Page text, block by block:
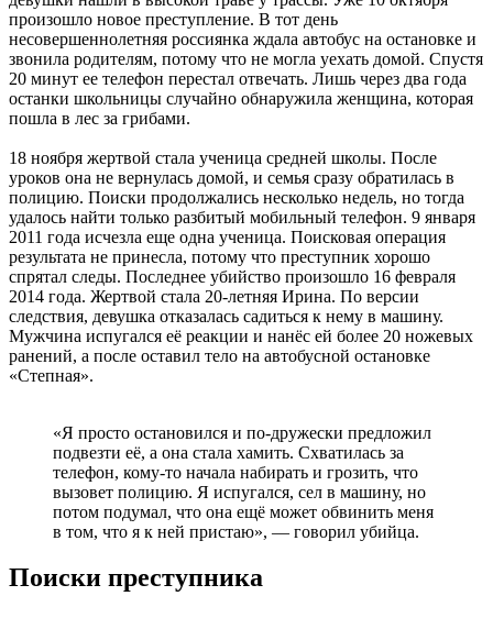
произошло новое преступление. В тот день
несовершеннолетняя россиянка ждала автобус на остановке и
звонила родителям, потому что не могла уехать домой. Спустя
20 минут ее телефон перестал отвечать. Лишь через два года
останки школьницы случайно обнаружила женщина, которая
пошла в лес за грибами.
18 ноября жертвой стала ученица средней школы. После
уроков она не вернулась домой, и семья сразу обратилась в
полицию. Поиски продолжались несколько недель, но тогда
удалось найти только разбитый мобильный телефон. 9 января
2011 года исчезла еще одна ученица. Поисковая операция
результата не принесла, потому что преступник хорошо
спрятал следы. Последнее убийство произошло 16 февраля
2014 года. Жертвой стала 20-летняя Ирина. По версии
следствия, девушка отказалась садиться к нему в машину.
Мужчина испугался её реакции и нанёс ей более 20 ножевых
ранений, а после оставил тело на автобусной остановке
«Степная».
«Я просто остановился и по‑дружески предложил
подвезти её, а она стала хамить. Схватилась за
телефон, кому‑то начала набирать и грозить, что
вызовет полицию. Я испугался, сел в машину, но
потом подумал, что она ещё может обвинить меня
в том, что я к ней пристаю», — говорил убийца.
Поиски преступника